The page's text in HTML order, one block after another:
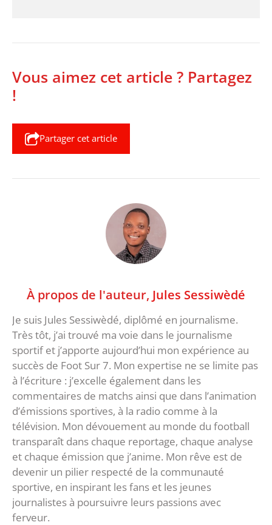
Vous aimez cet article ? Partagez
!
Partager cet article
À propos de l'auteur, Jules Sessiwèdé
Je suis Jules Sessiwèdé, diplômé en journalisme.
Très tôt, j’ai trouvé ma voie dans le journalisme
sportif et j’apporte aujourd’hui mon expérience au
succès de Foot Sur 7. Mon expertise ne se limite pas
à l’écriture : j’excelle également dans les
commentaires de matchs ainsi que dans l’animation
d’émissions sportives, à la radio comme à la
télévision. Mon dévouement au monde du football
transparaît dans chaque reportage, chaque analyse
et chaque émission que j’anime. Mon rêve est de
devenir un pilier respecté de la communauté
sportive, en inspirant les fans et les jeunes
journalistes à poursuivre leurs passions avec
ferveur.